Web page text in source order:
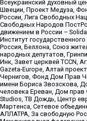
Всеукраинский духовный
Швеции, Проект Медуза,
России, Лига Свободных
Свободных Народов
движением в России –
Институт
Россия, Беллона, Союз
народных депутатов,
Инк, Завет церквей TCCN,
Gazeta-Europe, Алтай
Чернигов, Фонд Дом Прав
имени Бориса Звозскова,
человека Ереван, Дом прав
Studios, ТВ Дождь, Центр
Мартенса, Сетевое
АЛЛАТРА, За свободную